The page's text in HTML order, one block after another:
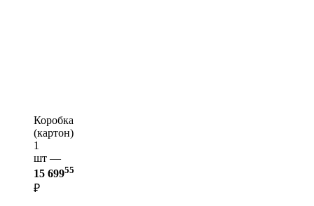
Коробка
(картон)
1
шт —
15 69955
₽